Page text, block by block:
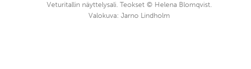
Veturitallin näyttelysali. Teokset © Helena Blomqvist.
Valokuva: Jarno Lindholm